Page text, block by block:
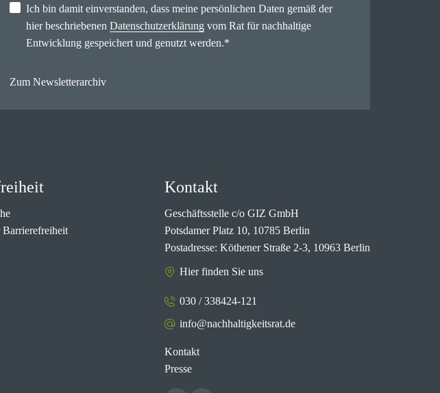
Ich bin damit einverstanden, dass meine persönlichen Daten gemäß der
hier beschriebenen Datenschutzerklärung vom Rat für nachhaltige
Entwicklung gespeichert und genutzt werden.*
Zum Newsletterarchiv
Kontakt
Geschäftsstelle c/o GIZ GmbH
Potsdamer Platz 10, 10785 Berlin
Postadresse: Köthener Straße 2-3, 10963 Berlin
Hier finden Sie uns
030 / 338424-121
info@nachhaltigkeitsrat.de
Kontakt
Presse